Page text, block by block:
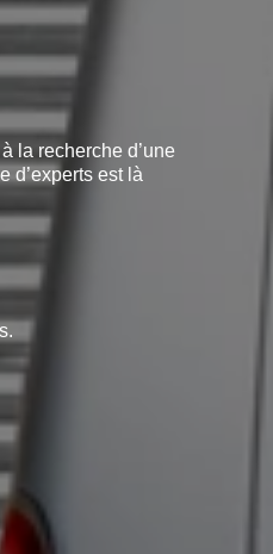
la recherche d’une
d’experts est là